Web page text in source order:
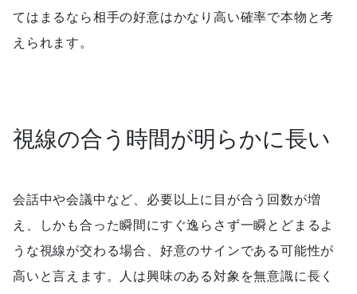
てはまるなら相手の好意はかなり高い確率で本物と考
えられます。
視線の合う時間が明らかに長い
会話中や会議中など、必要以上に目が合う回数が増
え、しかも合った瞬間にすぐ逸らさず一瞬とどまるよ
うな視線が交わる場合、好意のサインである可能性が
高いと言えます。人は興味のある対象を無意識に長く